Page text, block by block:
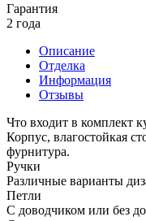
Гарантия
2 года
Описание
Отделка
Информация
Отзывы
Что входит в комплект
Корпус, влагостойкая
фурнитура.
Ручки
Различные варианты
Петли
С доводчиком или без